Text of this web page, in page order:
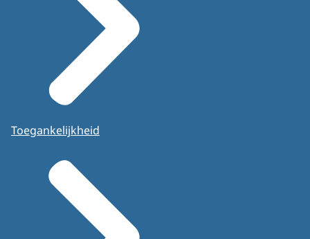
Toegankelijkheid